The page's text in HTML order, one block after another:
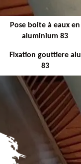
Pose boite à eaux en
aluminium 83
Fixation gouttiere alu
83